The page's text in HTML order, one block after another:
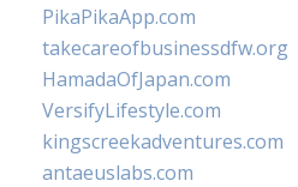
PikaPikaApp.com
takecareofbusinessdfw.org
HamadaOfJapan.com
VersifyLifestyle.com
kingscreekadventures.com
antaeuslabs.com